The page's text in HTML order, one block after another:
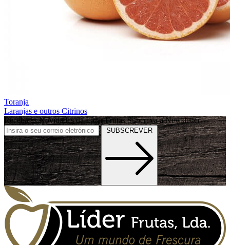
Toranja
Laranjas e outros Citrinos
Receba as Novidades da Líder Frutas Subcreva a Newsletter